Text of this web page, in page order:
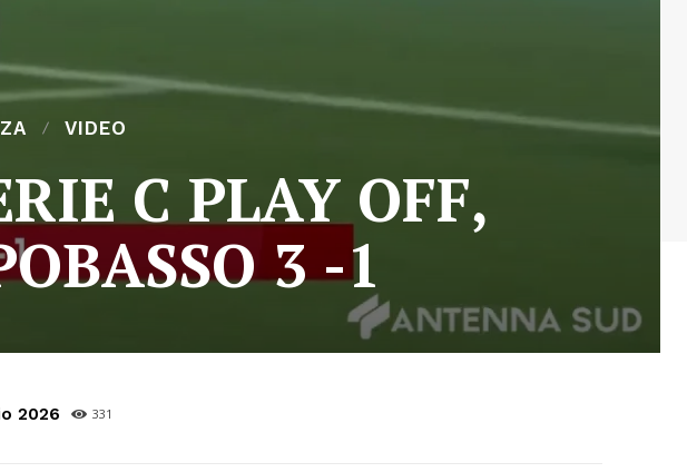
VIDEO
C PLAY OFF,
3 -1
2026 331